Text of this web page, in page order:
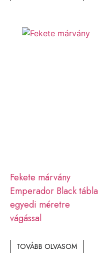
Fekete márvány
Emperador Black tábla
egyedi méretre
vágással
TOVÁBB OLVASOM